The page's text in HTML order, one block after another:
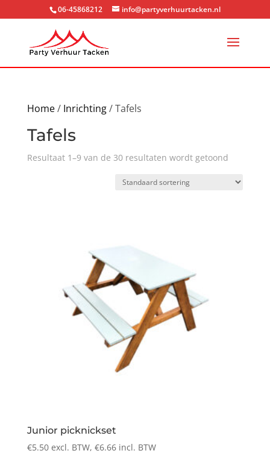
06-45868212 info@partyverhuurtacken.nl
Home/ Inrichting/ Tafels
Tafels
Resultaat 1–9 van de 30 resultaten wordt getoond
Junior picknickset
€5.50 excl. BTW, €6.66incl. BTW